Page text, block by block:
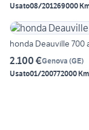
Usato08/201269000
honda Deauville 700
2.100 €Genova (GE)
Usato01/200772000 Km